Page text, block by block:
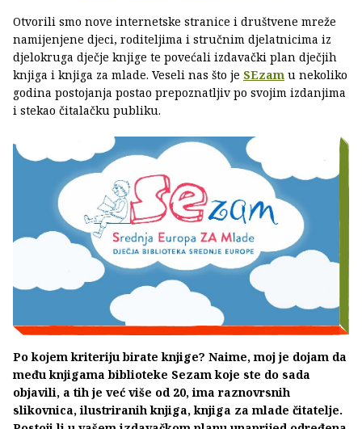
Otvorili smo nove internetske stranice i društvene mreže
namijenjene djeci, roditeljima i stručnim djelatnicima iz
djelokruga dječje knjige te povećali izdavački plan dječjih
knjiga i knjiga za mlade. Veseli nas što je SEzam u nekoliko
godina postojanja postao prepoznatljiv po svojim izdanjima
i stekao čitalačku publiku.
Po kojem kriteriju birate knjige? Naime, moj je dojam da
među knjigama biblioteke Sezam koje ste do sada
objavili, a tih je već više od 20, ima raznovrsnih
slikovnica, ilustriranih knjiga, knjiga za mlade čitatelje.